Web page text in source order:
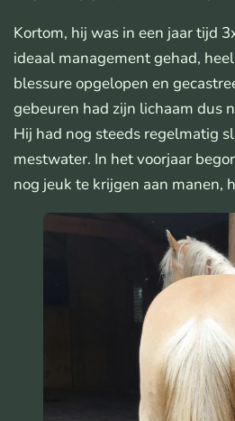
Kortom, hij was in een jaar tijd
ideaal management gehad,
blessure opgelopen en
gebeuren had zijn lichaam dus
Hij had nog steeds regelmatig
mestwater. In het voorjaar
nog jeuk te krijgen aan manen,